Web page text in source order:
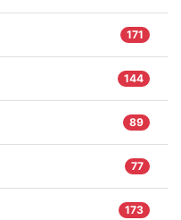
171
144
89
77
173